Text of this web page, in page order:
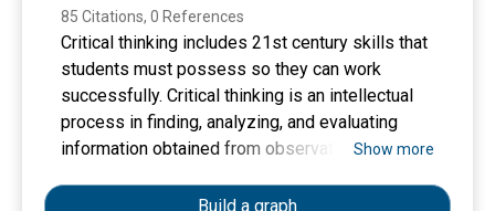
85 Citations, 0 References
Critical thinking includes 21st century skills that
students must possess so they can work
successfully. Critical thinking is an intellectual
process in finding, analyzing, and evaluating
information obtained from observations and
judgment in taking an action. The purpose of this
Show more
Build a graph